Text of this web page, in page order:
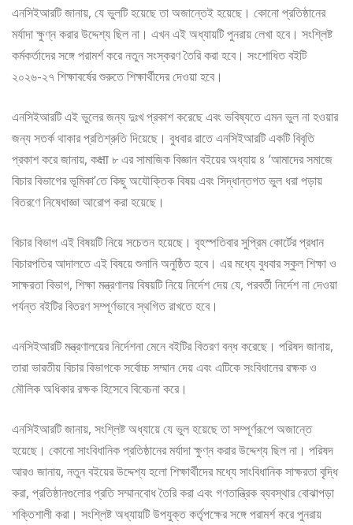
এনসিইআরটি জানায়, যে ভুলটি হয়েছে তা অজান্তেই হয়েছে। কোনো প্রতিষ্ঠানের
মর্যাদা ক্ষুণ্ন করার উদ্দেশ্য ছিল না। এখন এই অধ্যায়টি পুনরায় লেখা হবে। সংশ্লিষ্ট
কর্মকর্তাদের সঙ্গে পরামর্শ করে নতুন সংস্করণ তৈরি করা হবে। সংশোধিত বইটি
২০২৬-২৭ শিক্ষাবর্ষের শুরুতে শিক্ষার্থীদের দেওয়া হবে।
এনসিইআরটি এই ভুলের জন্য দুঃখ প্রকাশ করেছে এবং ভবিষ্যতে এমন ভুল না হওয়ার
জন্য সতর্ক থাকার প্রতিশ্রুতি দিয়েছে। বুধবার রাতে এনসিইআরটি একটি বিবৃতি
প্রকাশ করে জানায়, কक्षा ৮ এর সামাজিক বিজ্ঞান বইয়ের অধ্যায় ৪ ‘আমাদের সমাজে
বিচার বিভাগের ভূমিকা’তে কিছু অযৌক্তিক বিষয় এবং সিদ্ধান্তগত ভুল ধরা পড়ায়
বিতরণে নিষেধাজ্ঞা আরোপ করা হয়েছে।
বিচার বিভাগ এই বিষয়টি নিয়ে সচেতন হয়েছে। বৃহস্পতিবার সুপ্রিম কোর্টের প্রধান
বিচারপতির আদালতে এই বিষয়ে শুনানি অনুষ্ঠিত হবে। এর মধ্যে বুধবার স্কুল শিক্ষা ও
সাক্ষরতা বিভাগ, শিক্ষা মন্ত্রণালয় বিষয়টি নিয়ে নির্দেশ দেয় যে, পরবর্তী নির্দেশ না দেওয়া
পর্যন্ত বইটির বিতরণ সম্পূর্ণভাবে স্থগিত রাখতে হবে।
এনসিইআরটি মন্ত্রণালয়ের নির্দেশনা মেনে বইটির বিতরণ বন্ধ করেছে। পরিষদ জানায়,
তারা ভারতীয় বিচার বিভাগকে সর্বোচ্চ সম্মান দেয় এবং এটিকে সংবিধানের রক্ষক ও
মৌলিক অধিকার রক্ষক হিসেবে বিবেচনা করে।
এনসিইআরটি জানায়, সংশ্লিষ্ট অধ্যায়ে যে ভুল হয়েছে তা সম্পূর্ণরূপে অজান্তে
হয়েছে। কোনো সাংবিধানিক প্রতিষ্ঠানের মর্যাদা ক্ষুণ্ন করার উদ্দেশ্য ছিল না। পরিষদ
আরও জানায়, নতুন বইয়ের উদ্দেশ্য হলো শিক্ষার্থীদের মধ্যে সাংবিধানিক সাক্ষরতা বৃদ্ধি
করা, প্রতিষ্ঠানগুলোর প্রতি সম্মানবোধ তৈরি করা এবং গণতান্ত্রিক ব্যবস্থার বোঝাপড়া
শক্তিশালী করা। সংশ্লিষ্ট অধ্যায়টি উপযুক্ত কর্তৃপক্ষের সঙ্গে পরামর্শ করে পুনরায়